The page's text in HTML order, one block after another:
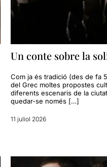
Un conte sobre la
Com ja és tradició (des de fa
del Grec moltes propostes
diferents escenaris de la
quedar-se només […]
11 juliol 2026